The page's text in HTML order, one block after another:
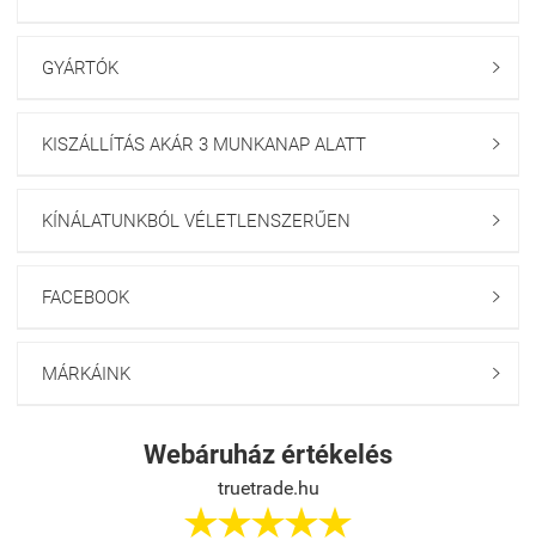
GYÁRTÓK 
KISZÁLLÍTÁS AKÁR 3 MUNKANAP ALATT 
KÍNÁLATUNKBÓL VÉLETLENSZERŰEN 
FACEBOOK 
MÁRKÁINK 
Webáruház értékelés
truetrade.hu
